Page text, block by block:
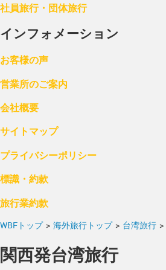
社員旅行・団体旅行
インフォメーション
お客様の声
営業所のご案内
会社概要
サイトマップ
プライバシーポリシー
標識・約款
旅行業約款
WBFトップ > 海外旅行トップ > 台湾旅行 >
関西発台湾旅行